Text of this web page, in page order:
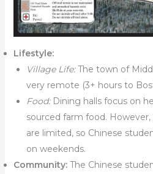
Lifestyle:
Village Life:The town of
very remote (3+ hours to
Food:Dining halls focus on
sourced farm food.
are limited, so Chinese
on weekends.
Community:The Chinese